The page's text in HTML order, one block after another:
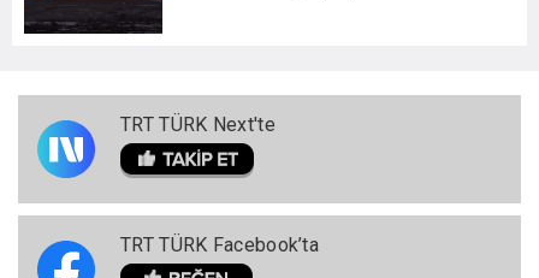
TRT TÜRK Next'te
TRT TÜRK Facebook’ta